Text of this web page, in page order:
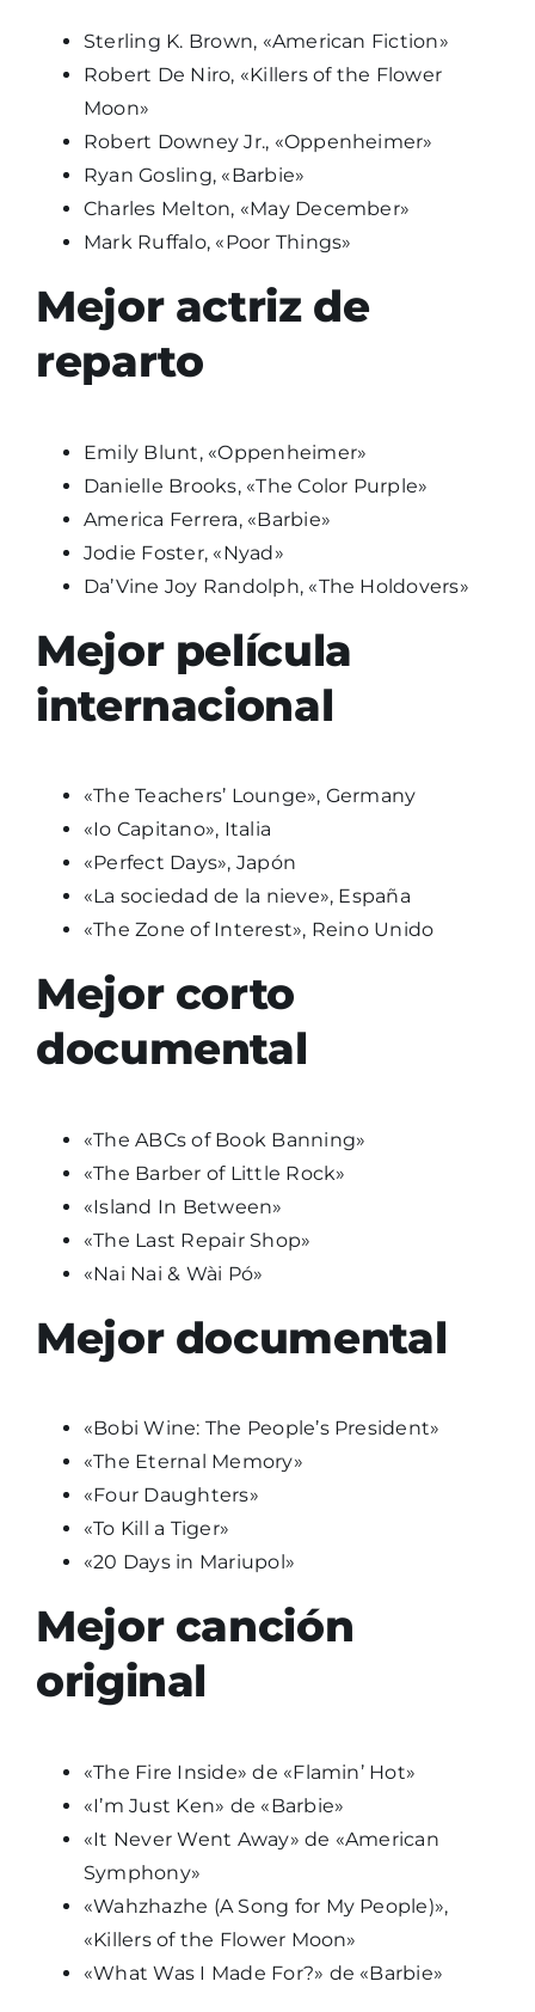
Sterling K. Brown, «American Fiction»
Robert De Niro, «Killers of the Flower
Moon»
Robert Downey Jr., «Oppenheimer»
Ryan Gosling, «Barbie»
Charles Melton, «May December»
Mark Ruffalo, «Poor Things»
Mejor actriz de
reparto
Emily Blunt, «Oppenheimer»
Danielle Brooks, «The Color Purple»
America Ferrera, «Barbie»
Jodie Foster, «Nyad»
Da’Vine Joy Randolph, «The Holdovers»
Mejor película
internacional
«The Teachers’ Lounge», Germany
«Io Capitano», Italia
«Perfect Days», Japón
«La sociedad de la nieve», España
«The Zone of Interest», Reino Unido
Mejor corto
documental
«The ABCs of Book Banning»
«The Barber of Little Rock»
«Island In Between»
«The Last Repair Shop»
«Nai Nai & Wài Pó»
Mejor documental
«Bobi Wine: The People’s President»
«The Eternal Memory»
«Four Daughters»
«To Kill a Tiger»
«20 Days in Mariupol»
Mejor canción
original
«The Fire Inside» de «Flamin’ Hot»
«I’m Just Ken» de «Barbie»
«It Never Went Away» de «American
Symphony»
«Wahzhazhe (A Song for My People)»,
«Killers of the Flower Moon»
«What Was I Made For?» de «Barbie»